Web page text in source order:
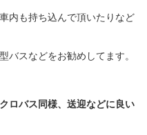
内も持ち込んで頂いたりなど
バスなどをお勧めしてます。
ロバス同様、送迎などに良い